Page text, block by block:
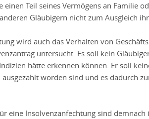
einen Teil seines Vermögens an Familie
Gläubigern nicht zum Ausgleich
wird auch das Verhalten von
untersucht. Es soll kein
hätte erkennen können. Er soll
worden sind und es dadurch
eine Insolvenzanfechtung sind demnach